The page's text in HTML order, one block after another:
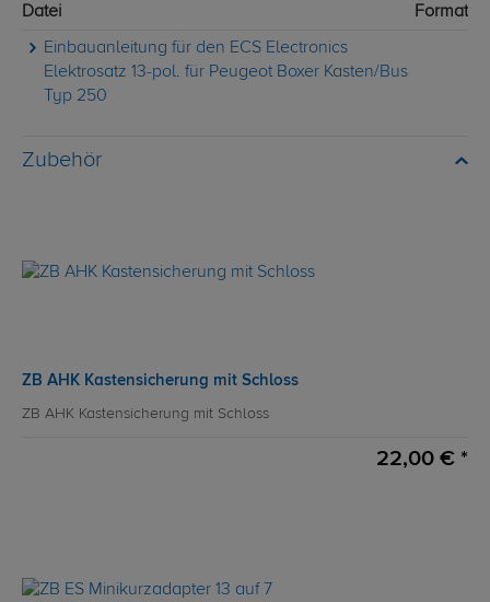
Datei
Format
Einbauanleitung für den ECS Electronics
Elektrosatz 13-pol. für Peugeot Boxer Kasten/Bus
Typ 250
Zubehör
ZB AHK Kastensicherung mit Schloss
ZB AHK Kastensicherung mit Schloss
22,00 € *